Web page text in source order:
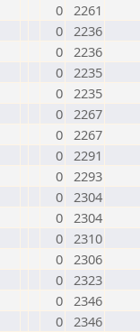
0 2261
0 2236
0 2236
0 2235
0 2235
0 2267
0 2267
0 2291
0 2293
0 2304
0 2304
0 2310
0 2306
0 2323
0 2346
0 2346